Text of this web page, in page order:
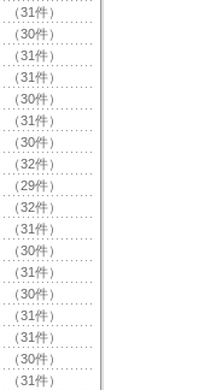
（31件）
（30件）
（31件）
（31件）
（30件）
（31件）
（30件）
（32件）
（29件）
（32件）
（31件）
（30件）
（31件）
（30件）
（31件）
（31件）
（30件）
（31件）